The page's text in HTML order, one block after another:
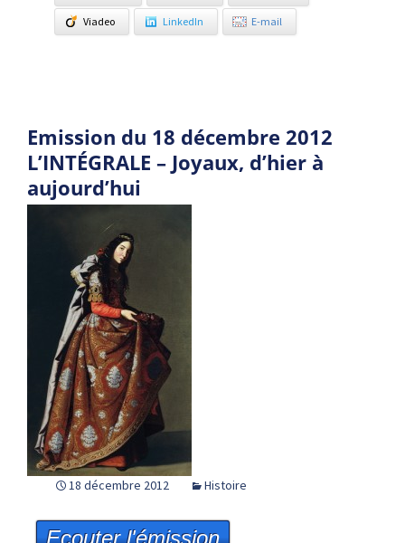
Viadeo LinkedIn E-mail
Emission du 18 décembre 2012
L’INTÉGRALE – Joyaux, d’hier à
aujourd’hui
18 décembre 2012 Histoire
Ecouter l'émission